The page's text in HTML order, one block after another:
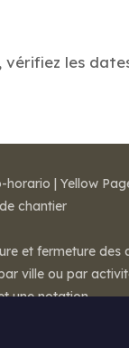
les
horario | Yellow
chantier
et fermeture des
ville ou par
une notation.